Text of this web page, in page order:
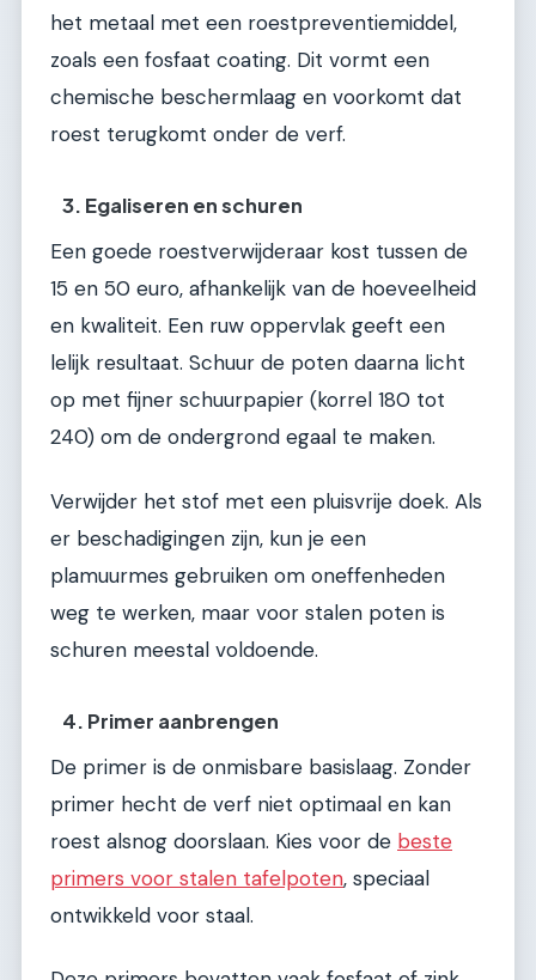
het metaal met een roestpreventiemiddel,
zoals een fosfaat coating. Dit vormt een
chemische beschermlaag en voorkomt dat
roest terugkomt onder de verf.
3. Egaliseren en schuren
Een goede roestverwijderaar kost tussen de
15 en 50 euro, afhankelijk van de hoeveelheid
en kwaliteit. Een ruw oppervlak geeft een
lelijk resultaat. Schuur de poten daarna licht
op met fijner schuurpapier (korrel 180 tot
240) om de ondergrond egaal te maken.
Verwijder het stof met een pluisvrije doek. Als
er beschadigingen zijn, kun je een
plamuurmes gebruiken om oneffenheden
weg te werken, maar voor stalen poten is
schuren meestal voldoende.
4. Primer aanbrengen
De primer is de onmisbare basislaag. Zonder
primer hecht de verf niet optimaal en kan
roest alsnog doorslaan. Kies voor de beste
primers voor stalen tafelpoten, speciaal
ontwikkeld voor staal.